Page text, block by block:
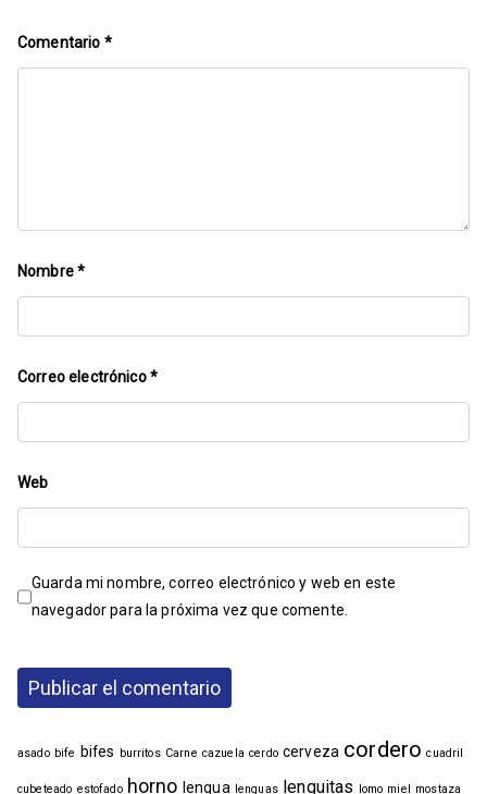
Comentario *
Nombre*
Correo electrónico*
Web
Guarda mi nombre, correo electrónico y web en este
navegador para la próxima vez que comente.
asado bife bifes burritos Carne cazuela cerdo cerveza cordero cuadril
cubeteado estofado horno lengua lenguas lenguitas lomo miel mostaza